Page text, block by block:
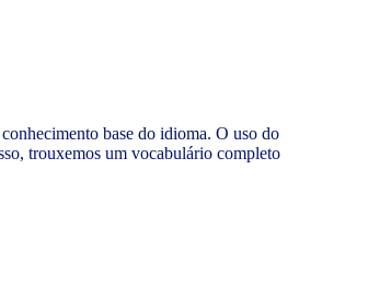
base do idioma. O uso do
trouxemos um vocabulário completo